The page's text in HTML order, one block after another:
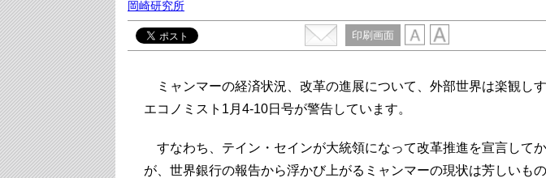
岡崎研究所
印刷画面
ミャンマーの経済状況、改革の進展について、外部世界は楽観し
エコノミスト1月4-10日号が警告しています。
すなわち、テイン・セインが大統領になって改革推進を宣言して
が、世界銀行の報告から浮かび上がるミャンマーの現状は芳しいもの